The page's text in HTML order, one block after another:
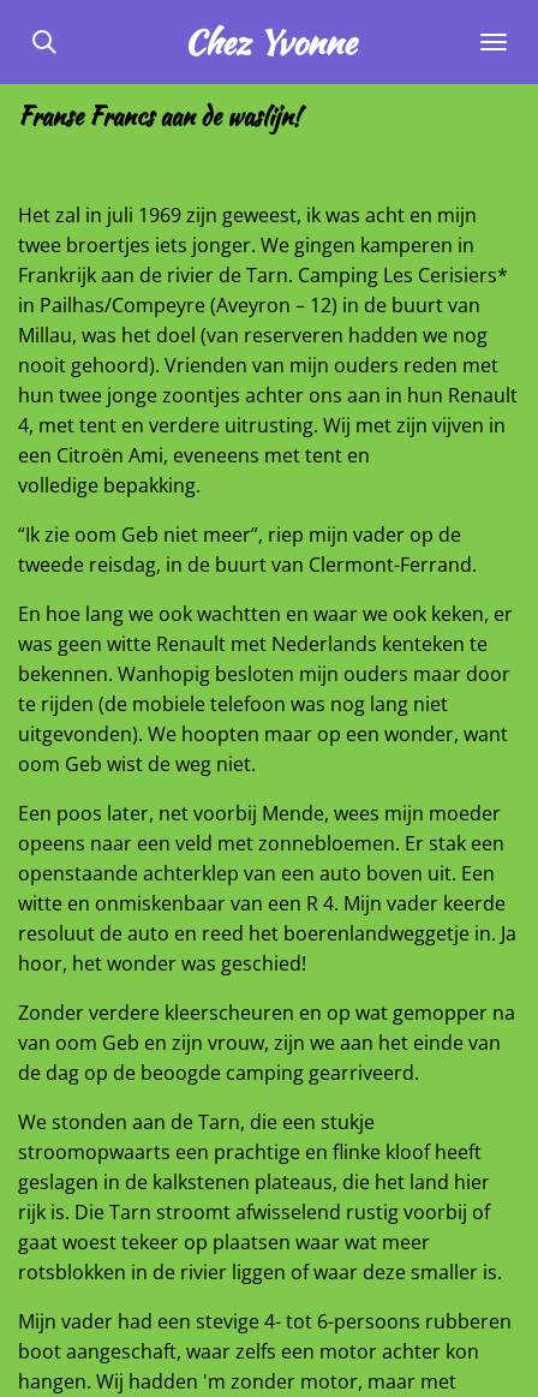
direct
naar
de
Chez Yvonne
Franse Francs aan de waslijn!
Het zal in juli 1969 zijn geweest, ik was acht en mijn
twee broertjes iets jonger. We gingen kamperen in
Frankrijk aan de rivier de Tarn. Camping Les Cerisiers*
in Pailhas/Compeyre (Aveyron – 12) in de buurt van
Millau, was het doel (van reserveren hadden we nog
nooit gehoord). Vrienden van mijn ouders reden met
hun twee jonge zoontjes achter ons aan in hun Renault
4, met tent en verdere uitrusting. Wij met zijn vijven in
een Citroën Ami, eveneens met tent en
volledige bepakking.
“Ik zie oom Geb niet meer”, riep mijn vader op de
tweede reisdag, in de buurt van Clermont-Ferrand.
En hoe lang we ook wachtten en waar we ook keken, er
was geen witte Renault met Nederlands kenteken te
bekennen. Wanhopig besloten mijn ouders maar door
te rijden (de mobiele telefoon was nog lang niet
uitgevonden). We hoopten maar op een wonder, want
oom Geb wist de weg niet.
Een poos later, net voorbij Mende, wees mijn moeder
opeens naar een veld met zonnebloemen. Er stak een
openstaande achterklep van een auto boven uit. Een
witte en onmiskenbaar van een R 4. Mijn vader keerde
resoluut de auto en reed het boerenlandweggetje in. Ja
hoor, het wonder was geschied!
Zonder verdere kleerscheuren en op wat gemopper na
van oom Geb en zijn vrouw, zijn we aan het einde van
de dag op de beoogde camping gearriveerd.
We stonden aan de Tarn, die een stukje
stroomopwaarts een prachtige en flinke kloof heeft
geslagen in de kalkstenen plateaus, die het land hier
rijk is. Die Tarn stroomt afwisselend rustig voorbij of
gaat woest tekeer op plaatsen waar wat meer
rotsblokken in de rivier liggen of waar deze smaller is.
Mijn vader had een stevige 4- tot 6-persoons rubberen
boot aangeschaft, waar zelfs een motor achter kon
hangen. Wij hadden 'm zonder motor, maar met